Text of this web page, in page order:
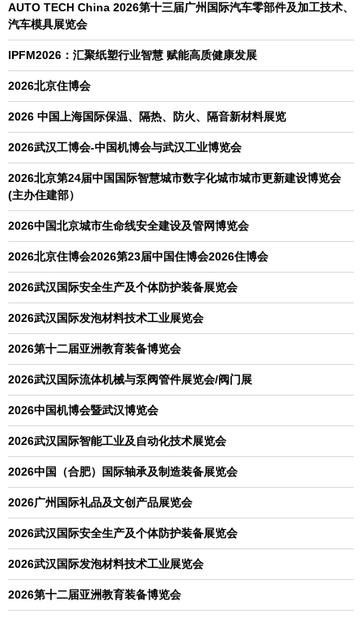
AUTO TECH China 2026第十三届广州国际汽车零部件及加工技术、
汽车模具展览会
IPFM2026：汇聚纸塑行业智慧 赋能高质健康发展
2026北京住博会
2026 中国上海国际保温、隔热、防火、隔音新材料展览
2026武汉工博会-中国机博会与武汉工业博览会
2026北京第24届中国国际智慧城市数字化城市城市更新建设博览会
(主办住建部）
2026中国北京城市生命线安全建设及管网博览会
2026北京住博会2026第23届中国住博会2026住博会
2026武汉国际安全生产及个体防护装备展览会
2026武汉国际发泡材料技术工业展览会
2026第十二届亚洲教育装备博览会
2026武汉国际流体机械与泵阀管件展览会/阀门展
2026中国机博会暨武汉博览会
2026武汉国际智能工业及自动化技术展览会
2026中国（合肥）国际轴承及制造装备展览会
2026广州国际礼品及文创产品展览会
2026武汉国际安全生产及个体防护装备展览会
2026武汉国际发泡材料技术工业展览会
2026第十二届亚洲教育装备博览会